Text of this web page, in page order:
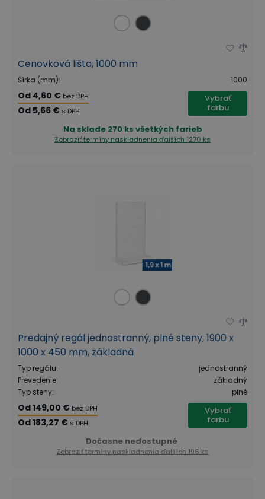
Cenovková lišta, 1000 mm
Šírka (mm): 1000
Od 4,60 € bez DPH
Od 5,66 € s DPH
Vybrať
farbu
Na sklade 270 ks všetkých farieb
Zobraziť termíny naskladnenia ďalších 1270 ks
Predajný regál jednostranný, plné steny, 1900 x
1000 x 450 mm, základná
Typ regálu:
jednostranný
Prevedenie:
základný
Typ steny: plné
Od149,00 € bez DPH
Od183,27 € s DPH
Vybrať
farbu
Dočasne nedostupné
Zobraziť termíny naskladnenia ďalších 196 ks